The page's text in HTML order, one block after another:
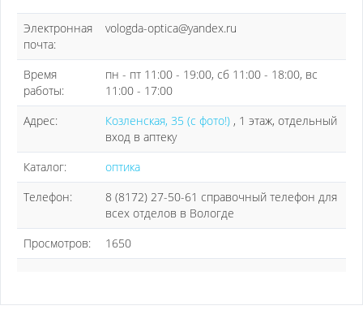
Электронная
почта:
vologda-optica@yandex.ru
Время
работы:
пн - пт 11:00 - 19:00, сб 11:00 - 18:00, вс
11:00 - 17:00
Адрес:
Козленская, 35 (с фото!) , 1 этаж, отдельный
вход в аптеку
Каталог:
оптика
Телефон:
8 (8172) 27-50-61 справочный телефон для
всех отделов в Вологде
Просмотров:
1650